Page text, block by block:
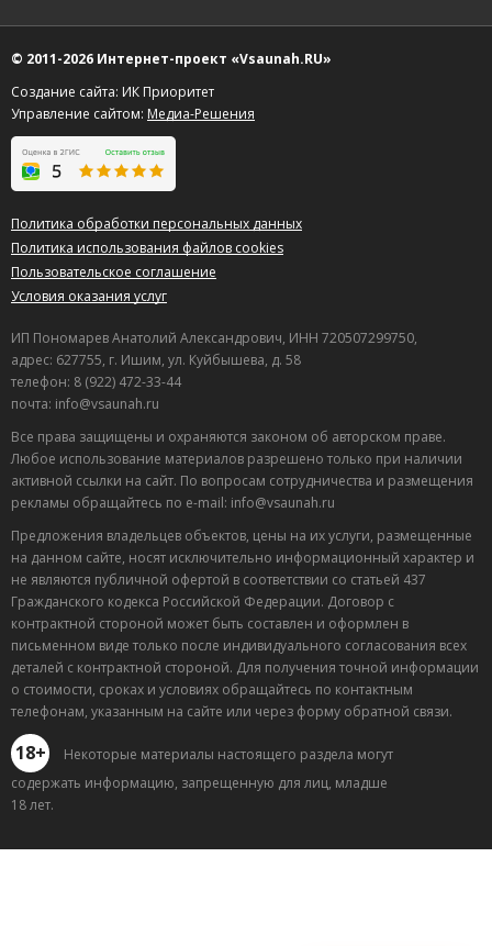
© 2011-2026 Интернет-проект «Vsaunah.RU»
Создание сайта: ИК Приоритет
Управление сайтом: Медиа-Решения
Политика обработки персональных данных
Политика использования файлов cookies
Пользовательское соглашение
Условия оказания услуг
ИП Пономарев Анатолий Александрович, ИНН 720507299750,
адрес: 627755, г. Ишим, ул. Куйбышева, д. 58
телефон: 8 (922) 472-33-44
почта: info@vsaunah.ru
Все права защищены и охраняются законом об авторском праве.
Любое использование материалов разрешено только при наличии
активной ссылки на сайт. По вопросам сотрудничества и размещения
рекламы обращайтесь по e-mail: info@vsaunah.ru
Предложения владельцев объектов, цены на их услуги, размещенные
на данном сайте, носят исключительно информационный характер и
не являются публичной офертой в соответствии со статьей 437
Гражданского кодекса Российской Федерации. Договор с
контрактной стороной может быть составлен и оформлен в
письменном виде только после индивидуального согласования всех
деталей с контрактной стороной. Для получения точной информации
о стоимости, сроках и условиях обращайтесь по контактным
телефонам, указанным на сайте или через форму обратной связи.
18+
Некоторые материалы настоящего раздела могут
содержать информацию, запрещенную для лиц, младше
18 лет.